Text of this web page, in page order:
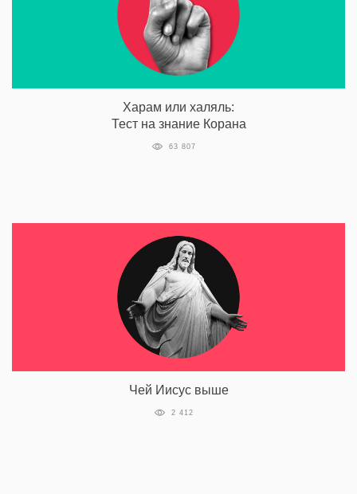
Харам или халяль:
Тест на знание Корана
63 807
Чей Иисус выше
2 412